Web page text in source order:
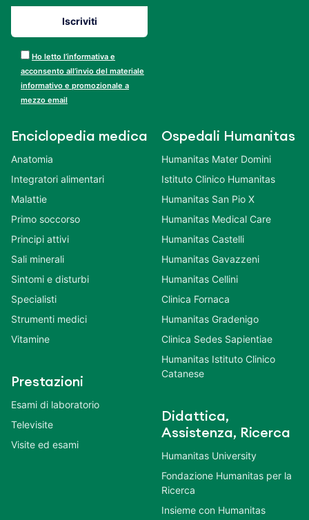
Ho letto l’informativa e
acconsento all’invio del materiale
informativo e promozionale a
mezzo email
Enciclopedia medica
Anatomia
Integratori alimentari
Malattie
Primo soccorso
Principi attivi
Sali minerali
Sintomi e disturbi
Specialisti
Strumenti medici
Vitamine
Prestazioni
Esami di laboratorio
Televisite
Visite ed esami
Ospedali Humanitas
Humanitas Mater Domini
Istituto Clinico Humanitas
Humanitas San Pio X
Humanitas Medical Care
Humanitas Castelli
Humanitas Gavazzeni
Humanitas Cellini
Clinica Fornaca
Humanitas Gradenigo
Clinica Sedes Sapientiae
Humanitas Istituto Clinico
Catanese
Didattica,
Assistenza, Ricerca
Humanitas University
Fondazione Humanitas per la
Ricerca
Insieme con Humanitas